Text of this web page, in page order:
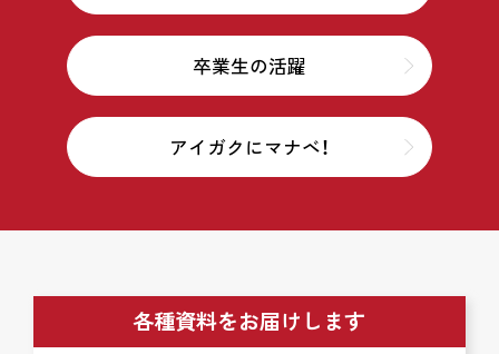
卒業生の活躍
アイガクにマナベ！
各種資料をお届けします